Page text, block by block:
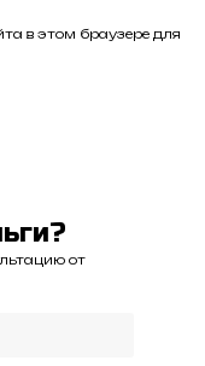
в этом браузере для
от